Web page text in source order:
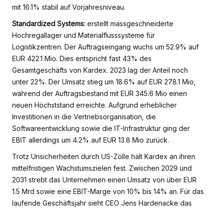
mit 16.1% stabil auf Vorjahresniveau.
Standardized Systems: erstellt massgeschneiderte
Hochregallager und Materialflusssysteme für
Logistikzentren. Der Auftragseingang wuchs um 52.9% auf
EUR 422.1 Mio. Dies entspricht fast 43% des
Gesamtgeschäfts von Kardex. 2023 lag der Anteil noch
unter 22%. Der Umsatz stieg um 18.6% auf EUR 278.1 Mio,
während der Auftragsbestand mit EUR 345.6 Mio einen
neuen Höchststand erreichte. Aufgrund erheblicher
Investitionen in die Vertriebsorganisation, die
Softwareentwicklung sowie die IT-Infrastruktur ging der
EBIT allerdings um 4.2% auf EUR 13.8 Mio zurück.
Trotz Unsicherheiten durch US-Zölle hält Kardex an ihren
mittelfristigen Wachstumszielen fest. Zwischen 2029 und
2031 strebt das Unternehmen einen Umsatz von über EUR
1.5 Mrd sowie eine EBIT-Marge von 10% bis 14% an. Für das
laufende Geschäftsjahr sieht CEO Jens Hardenacke das